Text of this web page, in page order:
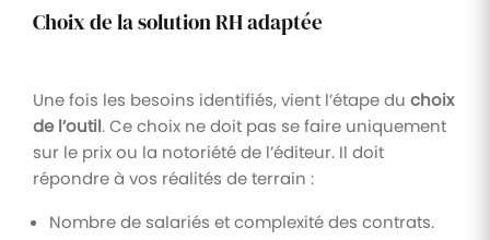
Choix de la solution RH adaptée
Une fois les besoins identifiés, vient l’étape du choix
de l’outil. Ce choix ne doit pas se faire uniquement
sur le prix ou la notoriété de l’éditeur. Il doit
répondre à vos réalités de terrain :
Nombre de salariés et complexité des contrats.